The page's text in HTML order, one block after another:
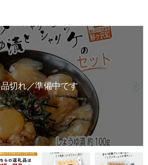
品切れ／準備中です